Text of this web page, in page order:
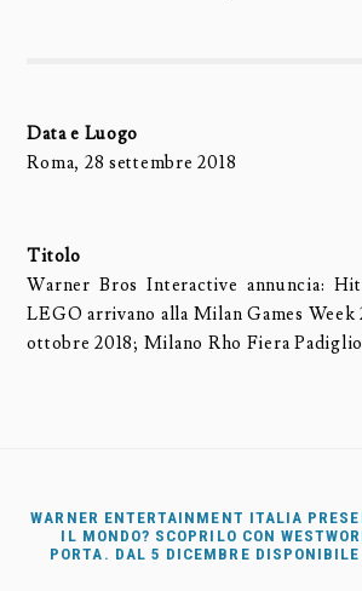
Data e Luogo
Roma, 28 settembre 2018
Titolo
Warner Bros Interactive annuncia:
LEGO arrivano alla Milan Games Week
ottobre 2018; Milano Rho Fiera
WARNER ENTERTAINMENT ITALIA
IL MONDO? SCOPRILO CON
PORTA. DAL 5 DICEMBRE